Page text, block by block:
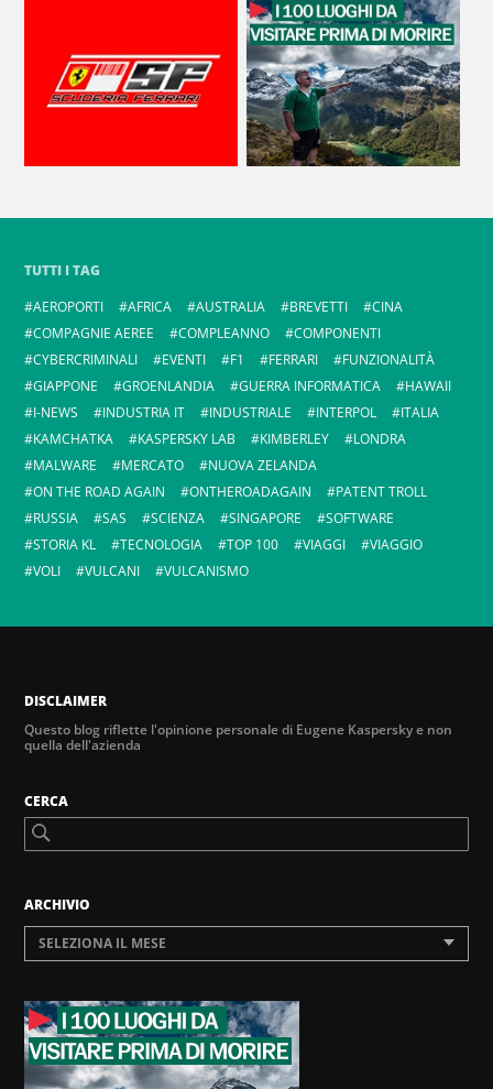
TUTTI I TAG
AEROPORTI
AFRICA AUSTRALIA BREVETTI
CINA
COMPAGNIE AEREE
COMPLEANNO
COMPONENTI
CYBERCRIMINALI
EVENTI F1 FERRARI
FUNZIONALITÀ
GIAPPONE
GROENLANDIA GUERRA INFORMATICA
HAWAII
I-NEWS
INDUSTRIA IT INDUSTRIALE INTERPOL
ITALIA
KAMCHATKA
KASPERSKY LAB KIMBERLEY
LONDRA
MALWARE
MERCATO
NUOVA ZELANDA
ON THE ROAD AGAIN
ONTHEROADAGAIN
PATENT TROLL
RUSSIA
SAS SCIENZA SINGAPORE
SOFTWARE
STORIA KL
TECNOLOGIA TOP 100 VIAGGI
VIAGGIO
VOLI
VULCANI VULCANISMO
DISCLAIMER
Questo blog riflette l'opinione personale di Eugene Kaspersky e non
quella dell'azienda
CERCA
ARCHIVIO
SELEZIONA IL MESE